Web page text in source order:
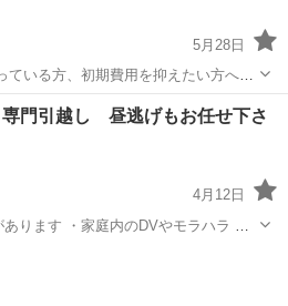
5月28日
ている方、初期費用を抑えたい方へ、
合う物件がわから
トで効率よく探したい そんな方
引っ越し 無料
専門引越し 昼逃げもお任せ下さ
4月12日
やモラハラ ・